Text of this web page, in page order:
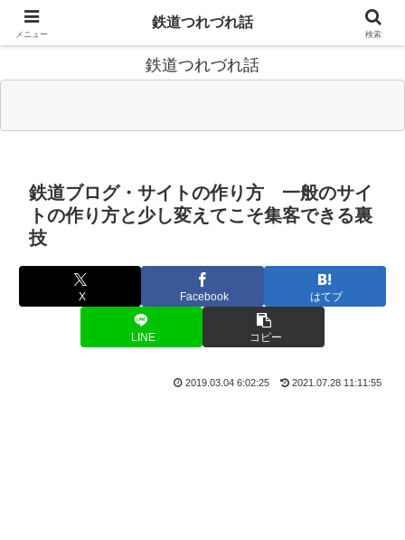
鉄道関連のことについて思いついたことを書きます 兼鉄道時刻表
鉄道つれづれ話
鉄道ブログ・サイトの作り方 一般のサイ
トの作り方と少し変えてこそ集客できる裏
技
X Facebook はてブ
LINE コピー
2019.03.04 6:02:25 2021.07.28 11:11:55
メニュー
鉄道つれづれ話
検索